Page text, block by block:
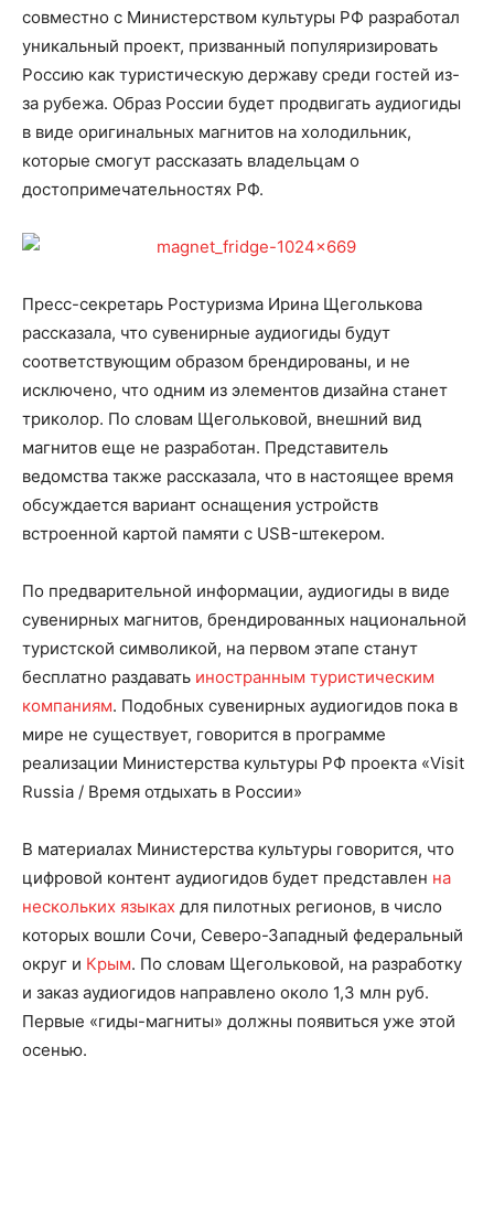
совместно с Министерством культуры РФ разработал
уникальный проект, призванный популяризировать
Россию как туристическую державу среди гостей из-
за рубежа. Образ России будет продвигать аудиогиды
в виде оригинальных магнитов на холодильник,
которые смогут рассказать владельцам о
достопримечательностях РФ.
Пресс-секретарь Ростуризма Ирина Щеголькова
рассказала, что сувенирные аудиогиды будут
соответствующим образом брендированы, и не
исключено, что одним из элементов дизайна станет
триколор. По словам Щегольковой, внешний вид
магнитов еще не разработан. Представитель
ведомства также рассказала, что в настоящее время
обсуждается вариант оснащения устройств
встроенной картой памяти с USB-штекером.
По предварительной информации, аудиогиды в виде
сувенирных магнитов, брендированных национальной
туристской символикой, на первом этапе станут
бесплатно раздавать иностранным туристическим
компаниям. Подобных сувенирных аудиогидов пока в
мире не существует, говорится в программе
реализации Министерства культуры РФ проекта «Visit
Russia / Время отдыхать в России»
В материалах Министерства культуры говорится, что
цифровой контент аудиогидов будет представлен на
нескольких языках для пилотных регионов, в число
которых вошли Сочи, Северо-Западный федеральный
округ и Крым. По словам Щегольковой, на разработку
и заказ аудиогидов направлено около 1,3 млн руб.
Первые «гиды-магниты» должны появиться уже этой
осенью.